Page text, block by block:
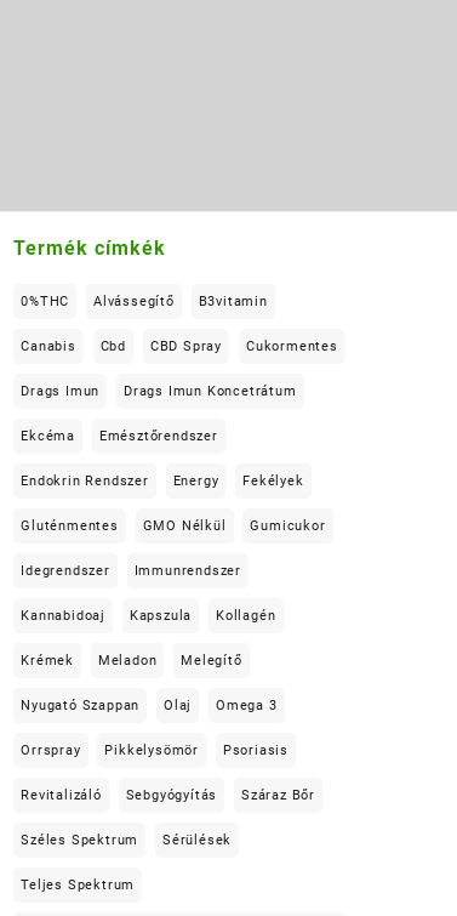
Termék címkék
0%THC Alvássegítő B3vitamin
Canabis Cbd CBD Spray Cukormentes
Drags Imun Drags Imun Koncetrátum
Ekcéma Emésztőrendszer
Endokrin Rendszer Energy Fekélyek
Gluténmentes GMO Nélkül Gumicukor
Idegrendszer Immunrendszer
Kannabidoaj Kapszula Kollagén
Krémek Meladon Melegítő
Nyugató Szappan Olaj Omega 3
Orrspray Pikkelysömör Psoriasis
Revitalizáló Sebgyógyítás Száraz Bőr
Széles Spektrum Sérülések
Teljes Spektrum